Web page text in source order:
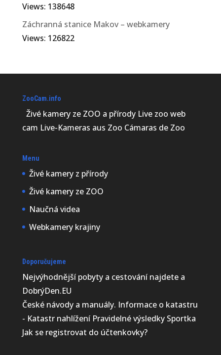
Views: 138648
Záchranná stanice Makov – webkamery
Views: 126822
ZooCam.info
Živé kamery ze ZOO a přírody Live zoo web
cam Live-Kameras aus Zoo Cámaras de Zoo
Menu
Živé kamery z přírody
Živé kamery ze ZOO
Naučná videa
Webkamery krajiny
Doporučujeme
Nejvýhodnější pobyty a cestování najdete a
DobrýDen.EU
České návodya manuály. Informace o katastru
- Katastr nahlíženíPravidelné výsledky Sportka
Jak se registrovat do účtenkovky?